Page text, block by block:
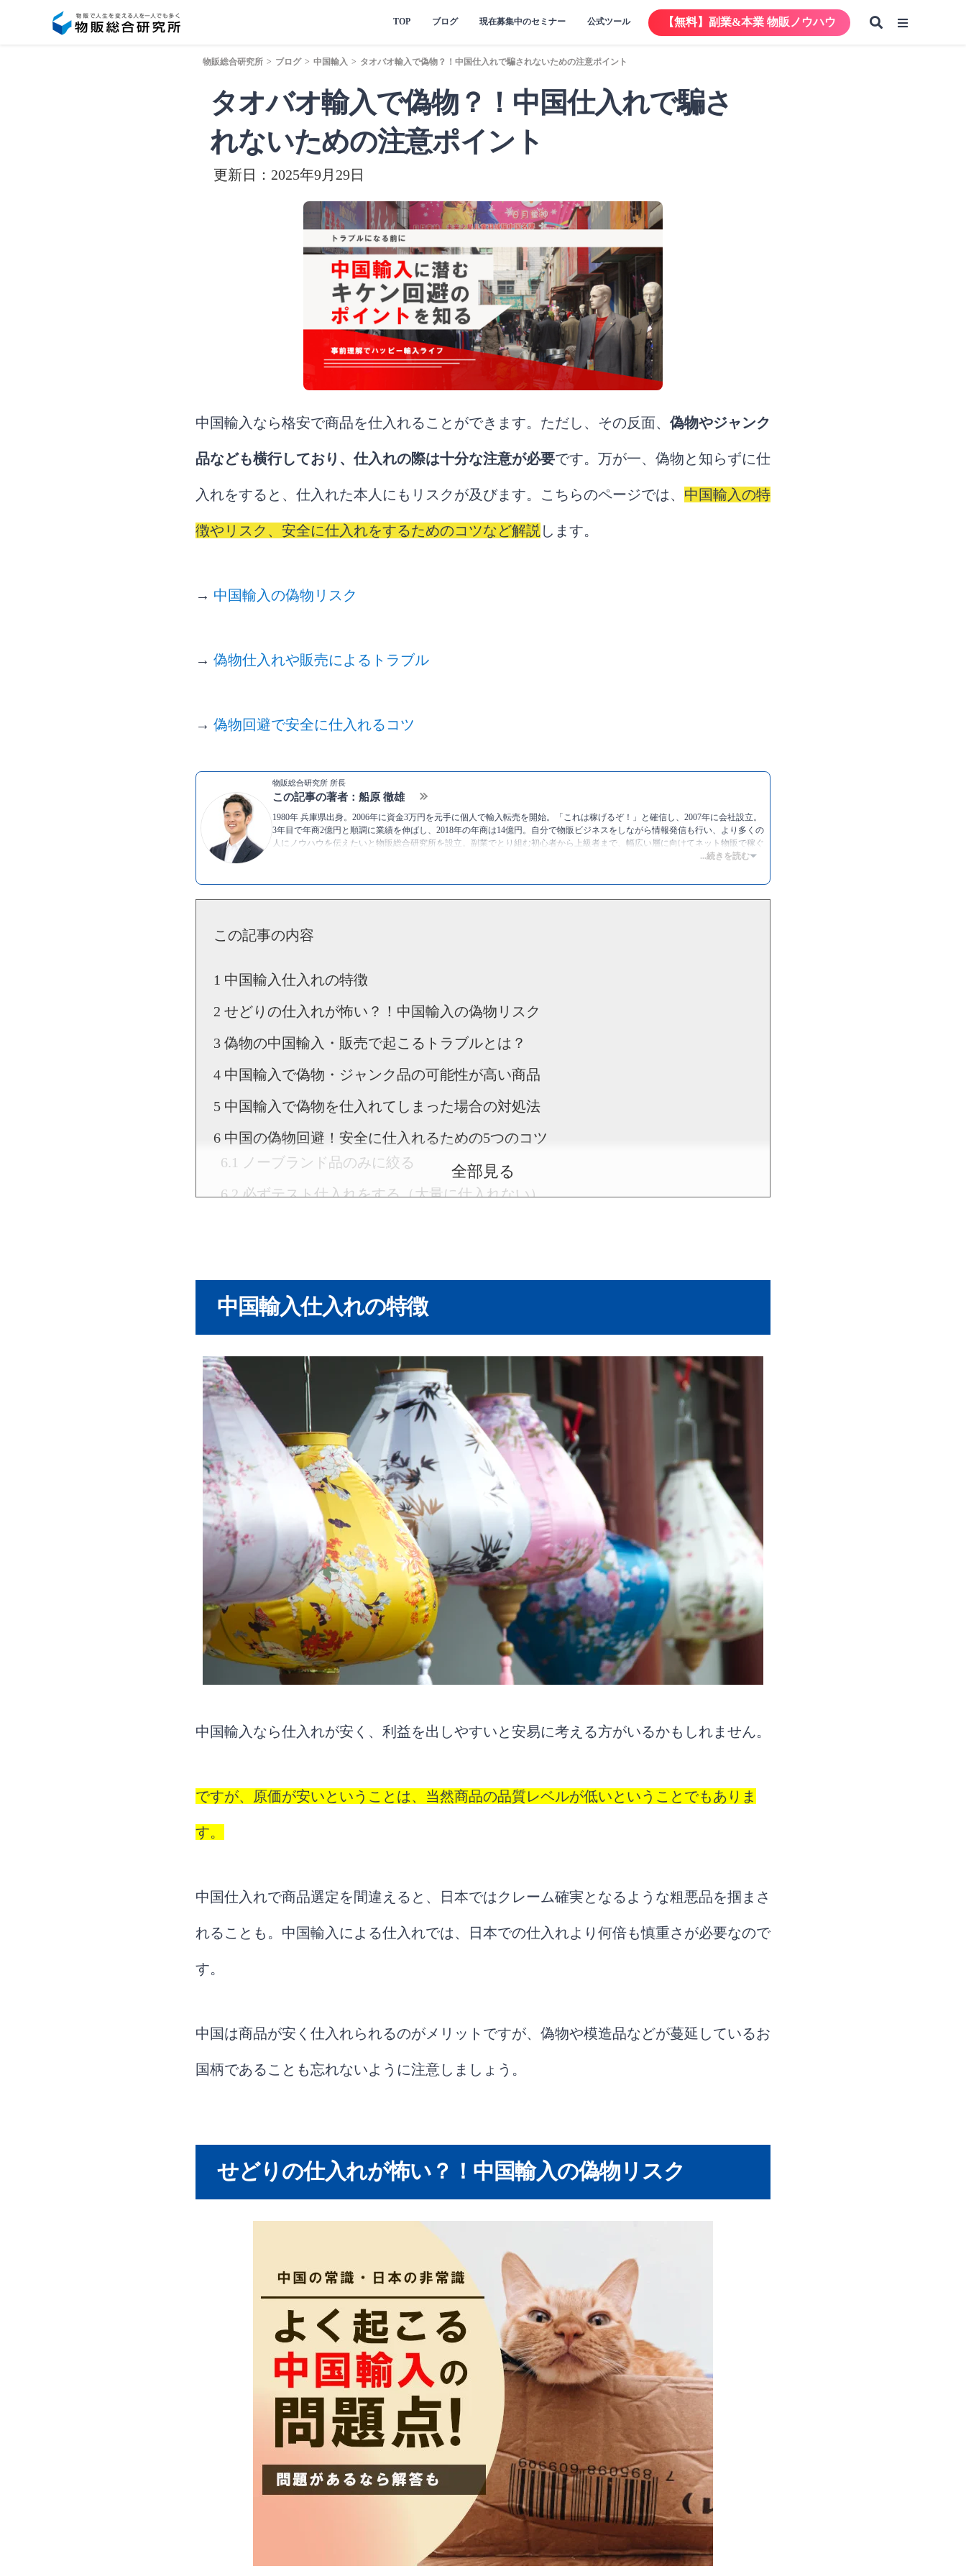
TOP ブログ 現在募集中のセミナー 公式ツール 【無料】副業&本業 物販ノウハウ
【無料】副業&本業 物販ノウハウ
物販総合研究所 > ブログ > 中国輸入 > タオバオ輸入で偽物？！中国仕入れで騙されないための注意ポイント
タオバオ輸入で偽物？！中国仕入れで騙さ
れないための注意ポイント
更新日：2025年9月29日
中国輸入なら格安で商品を仕入れることができます。ただし、その反面、 偽物やジャンク
品なども横行しており、仕入れの際は十分な注意が必要です。万が一、偽物と知らずに仕
入れをすると、仕入れた本人にもリスクが及びます。こちらのページでは、 中国輸入の特
徴やリスク、安全に仕入れをするためのコツなど解説 します。
→ 中国輸入の偽物リスク
→ 偽物仕入れや販売によるトラブル
→ 偽物回避で安全に仕入れるコツ
物販総合研究所 所長
この記事の著者：船原 徹雄
1980年 兵庫県出身。2006年に資金3万円を元手に個人で輸入転売を開始。「これは稼げるぞ！」と確信し、2007年に会社設立。
3年目で年商2億円と順調に業績を伸ばし、2018年の年商は14億円。自分で物販ビジネスをしながら情報発信も行い、より多くの
人にノウハウを伝えたいと物販総合研究所を設立。副業でとり組む初心者から上級者まで、幅広い層に向けてネット物販で稼ぐ
▶YouTube：船原徹雄 [物販総合研究所]
...続きを読む
この記事の内容
中国輸入仕入れの特徴
せどりの仕入れが怖い？！中国輸入の偽物リスク
偽物の中国輸入・販売で起こるトラブルとは？
中国輸入で偽物・ジャンク品の可能性が高い商品
中国輸入で偽物を仕入れてしまった場合の対処法
中国の偽物回避！安全に仕入れるための5つのコツ
ノーブランド品のみに絞る
必ずテスト仕入れをする（大量に仕入れない）
タオバオ代行を利用して購入するメリット
支払い方法の問題も解決！
タオバオでの偽物リスク
中国で検品対応『リードエクスプレス』
中国輸入での失敗を回避しよう
全部見る
中国輸入仕入れの特徴
中国輸入なら仕入れが安く、利益を出しやすいと安易に考える方がいるかもしれません。
ですが、原価が安いということは、当然商品の品質レベルが低いということでもありま
す。
中国仕入れで商品選定を間違えると、日本ではクレーム確実となるような粗悪品を掴まさ
れることも。中国輸入による仕入れでは、日本での仕入れより何倍も慎重さが必要なので
す。
中国は商品が安く仕入れられるのがメリットですが、偽物や模造品などが蔓延しているお
国柄であることも忘れないように注意しましょう。
せどりの仕入れが怖い？！中国輸入の偽物リスク